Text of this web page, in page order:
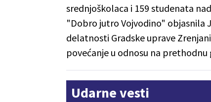
srednjoškolaca i 159 studenata
"Dobro jutro Vojvodino" objasnila
delatnosti Gradske uprave
povećanje u odnosu na prethodnu
Udarne vesti